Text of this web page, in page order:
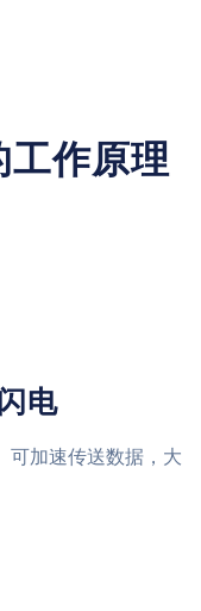
工作原理
电
可加速传送数据，大